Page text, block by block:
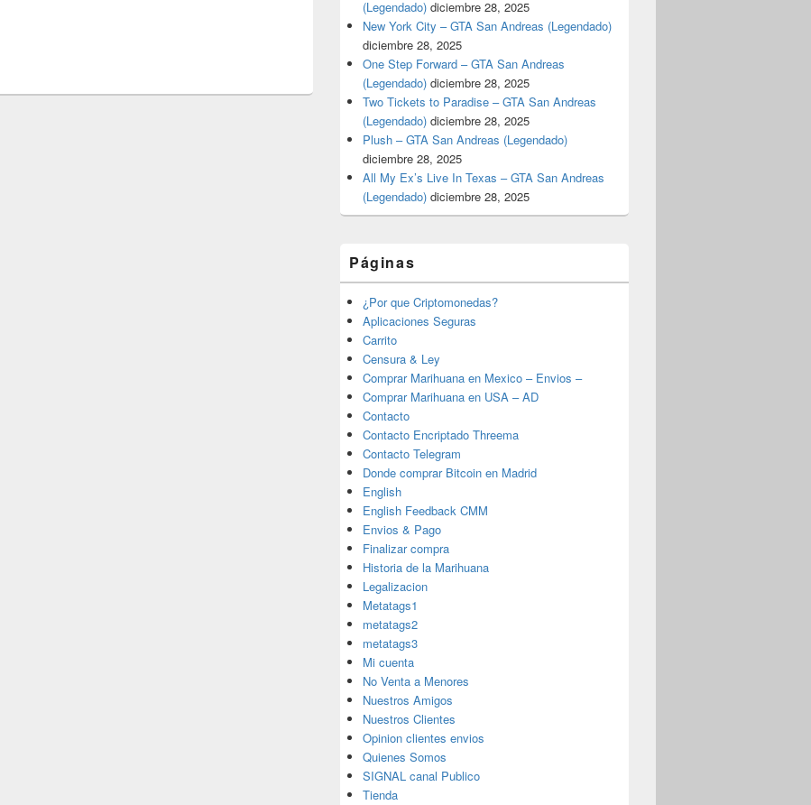
(Legendado) diciembre 28, 2025
New York City – GTA San Andreas (Legendado)
diciembre 28, 2025
One Step Forward – GTA San Andreas
(Legendado) diciembre 28, 2025
Two Tickets to Paradise – GTA San Andreas
(Legendado) diciembre 28, 2025
Plush – GTA San Andreas (Legendado)
diciembre 28, 2025
All My Ex’s Live In Texas – GTA San Andreas
(Legendado) diciembre 28, 2025
Páginas
¿Por que Criptomonedas?
Aplicaciones Seguras
Carrito
Censura & Ley
Comprar Marihuana en Mexico – Envios –
Comprar Marihuana en USA – AD
Contacto
Contacto Encriptado Threema
Contacto Telegram
Donde comprar Bitcoin en Madrid
English
English Feedback CMM
Envios & Pago
Finalizar compra
Historia de la Marihuana
Legalizacion
Metatags1
metatags2
metatags3
Mi cuenta
No Venta a Menores
Nuestros Amigos
Nuestros Clientes
Opinion clientes envios
Quienes Somos
SIGNAL canal Publico
Tienda